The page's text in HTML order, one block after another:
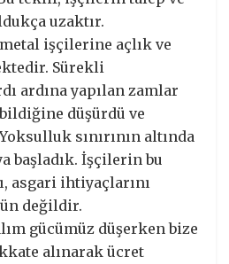
uzaktır.
işçilerine açlık ve
Sürekli
ardına yapılan zamlar
düşürdü ve
sınırının altında
başladık. İşçilerin bu
asgari ihtiyaçlarını
değildir.
gücümüz düşerken bize
alınarak ücret